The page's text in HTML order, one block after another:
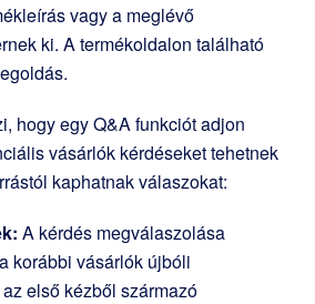
vagy a meglévő
ki. A termékoldalon található
hogy egy Q&A funkciót adjon
vásárlók kérdéseket tehetnek
kaphatnak válaszokat:
A kérdés megválaszolása
korábbi vásárlók újbóli
első kézből származó